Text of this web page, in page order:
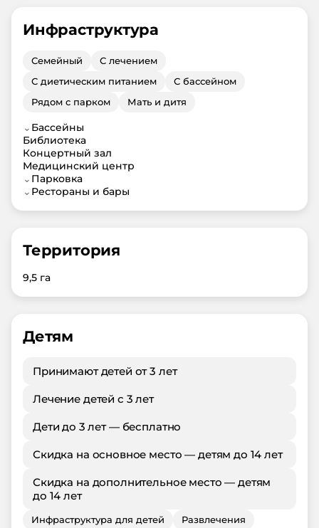
Инфраструктура
Семейный
С лечением
С диетическим питанием
С бассейном
Рядом с парком
Мать и дитя
⌄ Бассейны
Библиотека
Концертный зал
Медицинский центр
⌄ Парковка
⌄ Рестораны и бары
Территория
9,5 га
Детям
Принимают детей от 3 лет
Лечение детей с 3 лет
Дети до 3 лет — бесплатно
Скидка на основное место — детям до 14 лет
Скидка на дополнительное место — детям
до 14 лет
Инфраструктура для детей
Развлечения